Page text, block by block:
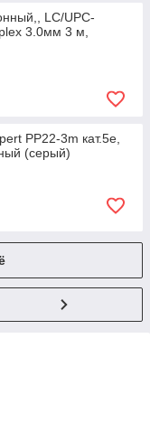
LC/UPC-
3.0мм 3 м,
PP22-3m кат.5e,
(серый)